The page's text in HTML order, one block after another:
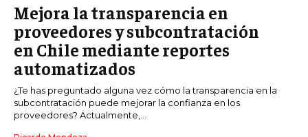
Mejora la transparencia en
proveedores y subcontratación
en Chile mediante reportes
automatizados
¿Te has preguntado alguna vez cómo la transparencia en la
subcontratación puede mejorar la confianza en los
proveedores? Actualmente,...